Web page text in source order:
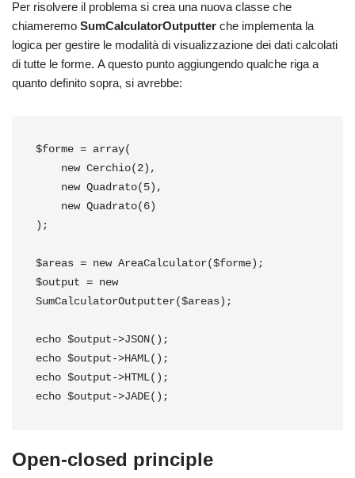
Per risolvere il problema si crea una nuova classe che
chiameremo SumCalculatorOutputter che implementa la
logica per gestire le modalità di visualizzazione dei dati calcolati
di tutte le forme. A questo punto aggiungendo qualche riga a
quanto definito sopra, si avrebbe:
$forme = array(
);
$areas = new AreaCalculator($forme);
$output = new
SumCalculatorOutputter($areas);
echo $output->JSON();
echo $output->HAML();
echo $output->HTML();
echo $output->JADE();
Open-closed principle